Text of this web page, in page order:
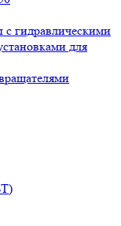
с гидравлическими
для